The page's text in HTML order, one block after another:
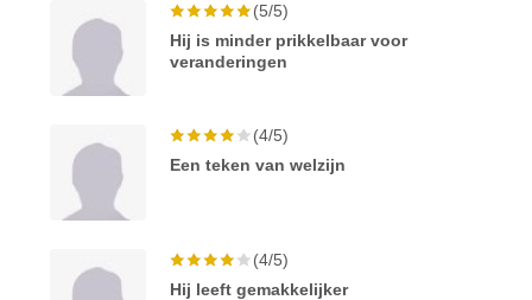
(5/5)
Hij is minder prikkelbaar voor
veranderingen
(4/5)
Een teken van welzijn
(4/5)
Hij leeft gemakkelijker